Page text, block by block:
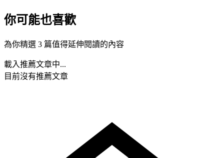
你可能也喜歡
為你精選 3 篇值得延伸閱讀的內容
載入推薦文章中...
目前沒有推薦文章